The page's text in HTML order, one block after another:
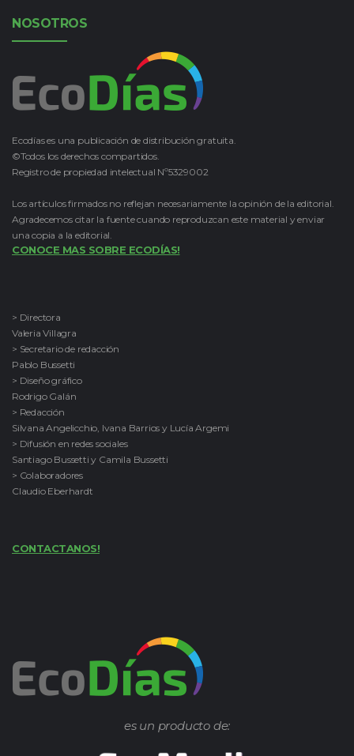
NOSOTROS
Ecodías es una publicación de distribución gratuita.
©Todos los derechos compartidos.
Registro de propiedad intelectual Nº5329002
Los artículos firmados no reflejan necesariamente la opinión de la editorial.
Agradecemos citar la fuente cuando reproduzcan este material y enviar
una copia a la editorial.
CONOCE MAS SOBRE ECODÍAS!
> Directora
Valeria Villagra
> Secretario de redacción
Pablo Bussetti
> Diseño gráfico
Rodrigo Galán
> Redacción
Silvana Angelicchio, Ivana Barrios y Lucía Argemi
> Difusión en redes sociales
Santiago Bussetti y Camila Bussetti
> Colaboradores
Claudio Eberhardt
CONTACTANOS!
es un producto de: